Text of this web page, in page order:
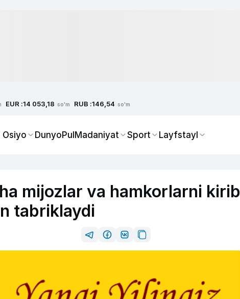
EUR :14 053,18 so'm RUB :146,54 so'm
Osiyo DunyoPulMadaniyat Sport Layfstayl
mijozlar va hamkorlarni kirib
tabriklaydi